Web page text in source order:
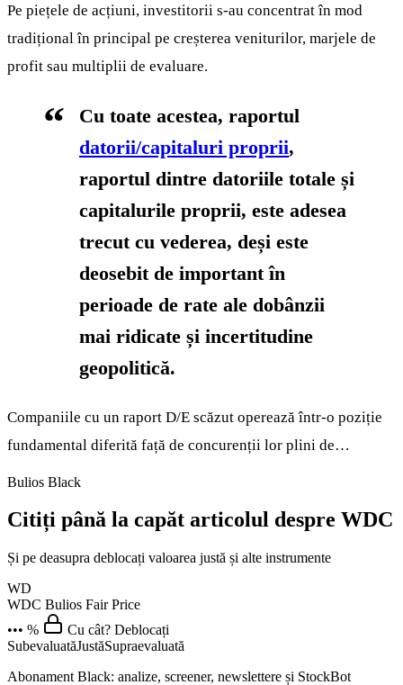
Pe piețele de acțiuni, investitorii s-au concentrat în mod
tradițional în principal pe creșterea veniturilor, marjele de
profit sau multiplii de evaluare.
Cu toate acestea, raportul
datorii/capitaluri proprii,
raportul dintre datoriile totale și
capitalurile proprii, este adesea
trecut cu vederea, deși este
deosebit de important în
perioade de rate ale dobânzii
mai ridicate și incertitudine
geopolitică.
Companiile cu un raport D/E scăzut operează într-o poziție
fundamental diferită față de concurenții lor plini de…
Bulios Black
Citiți până la capăt articolul despre WDC
Și pe deasupra deblocați valoarea justă și alte instrumente
WD
WDC Bulios Fair Price
••• %
Cu cât? Deblocați
SubevaluatăJustăSupraevaluată
Abonament Black: analize, screener, newslettere și StockBot